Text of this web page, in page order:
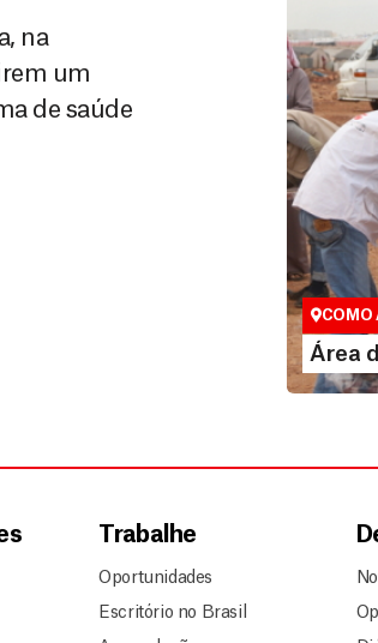
na
um
de saúde
Área
Espaço
COMO
Área
Trabalhe
Oportunidades
Escritório no Brasil